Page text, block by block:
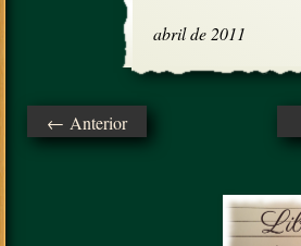
abril de 2011
← Anterior